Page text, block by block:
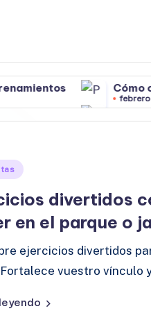
Cómo
febrero 12,
Cómo
febrero 12,
divertidos
en el parque o
ejercicios divertidos
vuestro vínculo